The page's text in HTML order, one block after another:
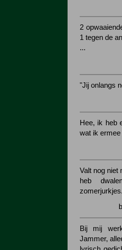
2
1 tegen de
...
"Jij onlangs
Hee, ik heb
wat ik ermee
Valt nog niet
heb
zomerjurkjes.
Bij mij
Jammer,